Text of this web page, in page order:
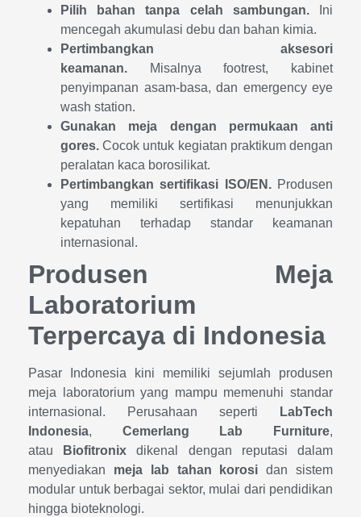
Pilih bahan tanpa celah sambungan.Ini
mencegah akumulasi debu dan bahan kimia.
Pertimbangkan aksesori
keamanan. Misalnya footrest, kabinet
penyimpanan asam-basa, dan emergency eye
wash station.
Gunakan meja dengan permukaan anti
gores. Cocok untuk kegiatan praktikum dengan
peralatan kaca borosilikat.
Pertimbangkan sertifikasi ISO/EN.Produsen
yang memiliki sertifikasi menunjukkan
kepatuhan terhadap standar keamanan
internasional.
Produsen Meja
Laboratorium
Terpercaya di Indonesia
Pasar Indonesia kini memiliki sejumlah produsen
meja laboratorium yang mampu memenuhi standar
internasional. Perusahaan seperti
LabTech
Indonesia, Cemerlang Lab Furniture,
atau
Biofitronix dikenal dengan reputasi dalam
menyediakan meja lab tahan korosi dan sistem
modular untuk berbagai sektor, mulai dari pendidikan
hingga bioteknologi.